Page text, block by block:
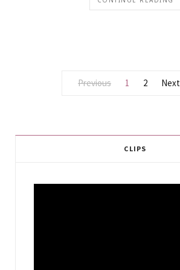
Previous 1 2 Next
CLIPS